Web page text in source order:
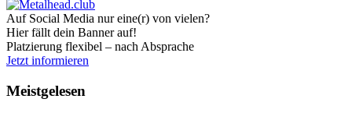
Auf Social Media nur eine(r) von vielen?
Hier fällt dein Banner auf!
Platzierung flexibel – nach Absprache
Jetzt informieren
Meistgelesen